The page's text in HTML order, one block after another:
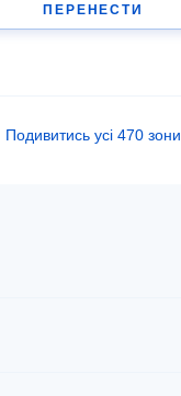
ПЕРЕНЕСТИ
Подивитись усі 470 зони